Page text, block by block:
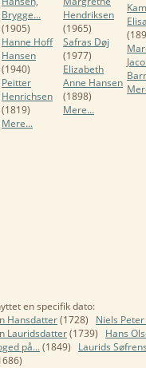
Brygge...
(1905)
Hanne Hoff
Hansen
(1940)
Peitter
Henrichsen
(1819)
Mere...
Hendriksen
(1965)
Safras Døj
(1977)
Elizabeth
Anne Hansen
(1898)
Mere...
en specifik dato:
Hansdatter(1728)
Niels
Lauridsdatter(1739)
Hans
på...(1849)
Laurids